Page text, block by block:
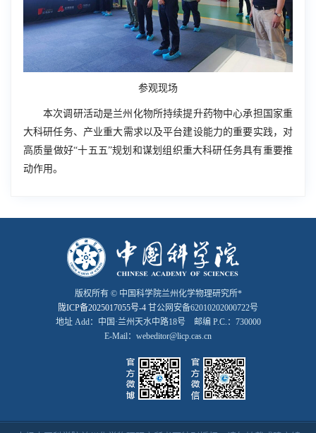
参观现场
本次调研活动是兰州化物所持续提升药物中心承担国家重
大科研任务、产业重大需求以及平台建设能力的重要实践，对
高质量做好“十五五”规划和谋划组织重大科研任务具有重要推
动作用。
版权所有 © 中国科学院兰州化学物理研究所*
陇ICP备2025017055号-4 甘公网安备62010202000722号
地址 Add：中国·兰州天水中路18号 邮编 P.C.：730000
E-Mail：webeditor@licp.cas.cn